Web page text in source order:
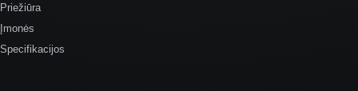
Priežiūra
Įmonės
Specifikacijos